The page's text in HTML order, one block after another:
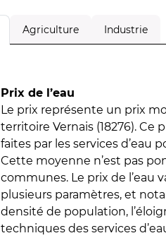
Agriculture Industrie
Prix de l’eau
Le prix représente un prix
territoire Vernais (18276). Ce
faites par les services d’eau
Cette moyenne n’est pas
communes. Le prix de l’eau
plusieurs paramètres, et
densité de population,
techniques des services